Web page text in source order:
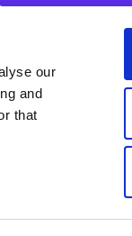
our
and
that